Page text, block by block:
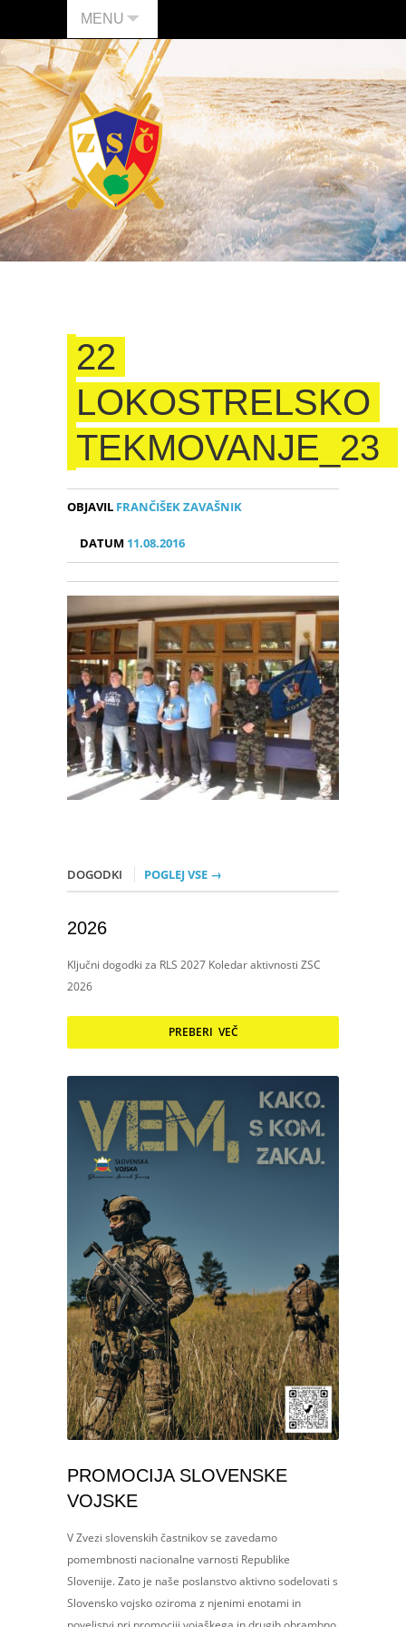
MENU
22
LOKOSTRELSKO
TEKMOVANJE_23
OBJAVIL FRANČIŠEK ZAVAŠNIK
DATUM 11.08.2016
DOGODKI POGLEJ VSE →
2026
Ključni dogodki za RLS 2027 Koledar aktivnosti ZSC
2026
PREBERI VEČ
PROMOCIJA SLOVENSKE
VOJSKE
V Zvezi slovenskih častnikov se zavedamo
pomembnosti nacionalne varnosti Republike
Slovenije. Zato je naše poslanstvo aktivno sodelovati s
Slovensko vojsko oziroma z njenimi enotami in